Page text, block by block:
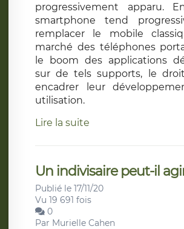
progressivement apparu.
smartphone tend
remplacer le mobile
marché des téléphones
le boom des applications
sur de tels supports, le
encadrer leur
utilisation.
Lire la suite
Un indivisaire peut-il
Publié le 17/11/20
Vu 19 691 fois
0
Par Murielle Cahen